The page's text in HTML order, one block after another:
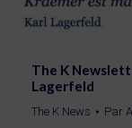
The K
Lagerfeld
The K News Par